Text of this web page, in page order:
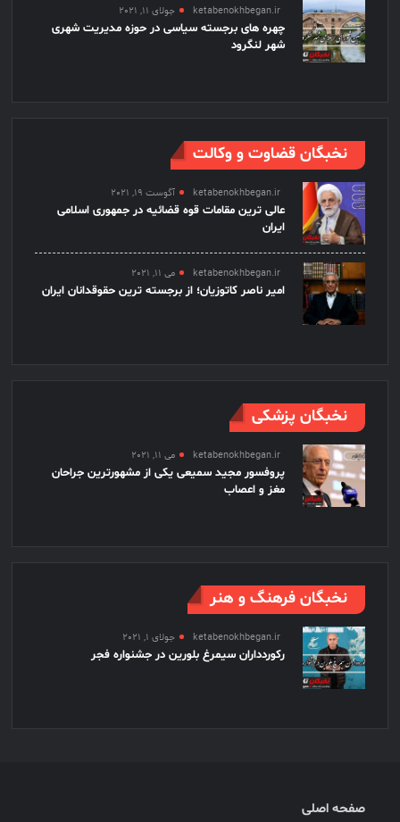
ketabenokhbegan.ir جولای 11, 2021
چهره های برجسته سیاسی در حوزه مدیریت شهری
شهر لنگرود
نخبگان قضاوت و وکالت
ketabenokhbegan.ir آگوست 19, 2021
عالی ترین مقامات قوه قضائیه در جمهوری اسلامی
ایران
ketabenokhbegan.ir می 11, 2021
امیر ناصر کاتوزیان؛ از برجسته ترین حقوقدانان ایران
نخبگان پزشکی
ketabenokhbegan.ir می 11, 2021
پروفسور مجید سمیعی یکی از مشهورترین جراحان
مغز و اعصاب
نخبگان فرهنگ و هنر
ketabenokhbegan.ir جولای 1, 2021
رکوردداران سیمرغ بلورین در جشنواره فجر
صفحه اصلی